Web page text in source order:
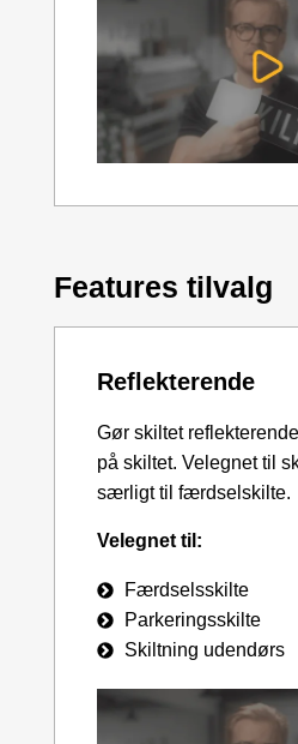
Features tilvalg
Reflekterende
Gør skiltet
på skiltet. Velegnet til
særligt til færdselskilte.
Velegnet til:
Færdselsskilte
Parkeringsskilte
Skiltning udendørs